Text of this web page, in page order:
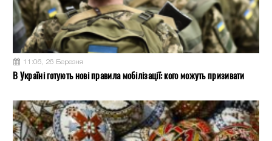
11:06, 26 Березня
В Україні готують нові правила мобілізації: кого можуть призивати